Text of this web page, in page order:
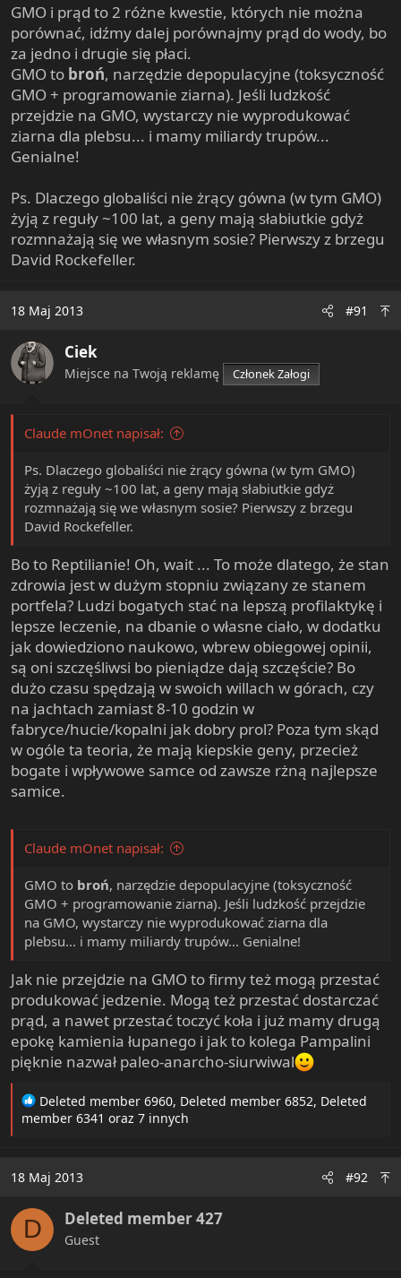
GMO i prąd to 2 różne kwestie, których nie można
porównać, idźmy dalej porównajmy prąd do wody, bo
za jedno i drugie się płaci.
GMO to broń, narzędzie depopulacyjne (toksyczność
GMO + programowanie ziarna). Jeśli ludzkość
przejdzie na GMO, wystarczy nie wyprodukować
ziarna dla plebsu... i mamy miliardy trupów...
Genialne!
Ps. Dlaczego globaliści nie żrący gówna (w tym GMO)
żyją z reguły ~100 lat, a geny mają słabiutkie gdyż
rozmnażają się we własnym sosie? Pierwszy z brzegu
David Rockefeller.
18 Maj 2013 #91
Ciek
Miejsce na Twoją reklamę Członek Załogi
Claude mOnet napisał:
Ps. Dlaczego globaliści nie żrący gówna (w tym GMO)
żyją z reguły ~100 lat, a geny mają słabiutkie gdyż
rozmnażają się we własnym sosie? Pierwszy z brzegu
David Rockefeller.
Bo to Reptilianie! Oh, wait ... To może dlatego, że stan
zdrowia jest w dużym stopniu związany ze stanem
portfela? Ludzi bogatych stać na lepszą profilaktykę i
lepsze leczenie, na dbanie o własne ciało, w dodatku
jak dowiedziono naukowo, wbrew obiegowej opinii,
są oni szczęśliwsi bo pieniądze dają szczęście? Bo
dużo czasu spędzają w swoich willach w górach, czy
na jachtach zamiast 8-10 godzin w
fabryce/hucie/kopalni jak dobry prol? Poza tym skąd
w ogóle ta teoria, że mają kiepskie geny, przecież
bogate i wpływowe samce od zawsze rżną najlepsze
samice.
Claude mOnet napisał:
GMO to broń, narzędzie depopulacyjne (toksyczność
GMO + programowanie ziarna). Jeśli ludzkość przejdzie
na GMO, wystarczy nie wyprodukować ziarna dla
plebsu... i mamy miliardy trupów... Genialne!
Jak nie przejdzie na GMO to firmy też mogą przestać
produkować jedzenie. Mogą też przestać dostarczać
prąd, a nawet przestać toczyć koła i już mamy drugą
epokę kamienia łupanego i jak to kolega Pampalini
pięknie nazwał paleo-anarcho-siurwiwal
R
e
i
n
s
:
Deleted member 6960, Deleted member 6852, Deleted
member 6341 oraz 7 innych
18 Maj 2013 #92
D Deleted member 427
Guest